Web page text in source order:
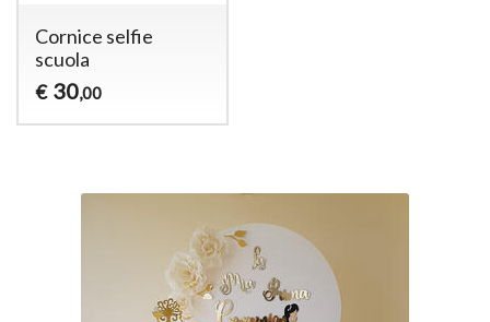
Cornice selfie
scuola
€ 30,00